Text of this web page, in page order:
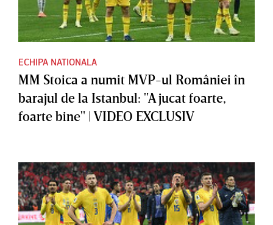
ECHIPA NATIONALA
MM Stoica a numit MVP-ul României în
barajul de la Istanbul: "A jucat foarte,
foarte bine" | VIDEO EXCLUSIV